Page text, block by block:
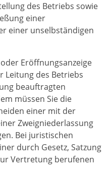
des Betriebs sowie
einer
einer unselbständigen
Eröffnungsanzeige
Leitung des Betriebs
beauftragten
müssen Sie die
einer mit der
Zweigniederlassung
Bei juristischen
durch Gesetz, Satzung
Vertretung berufenen